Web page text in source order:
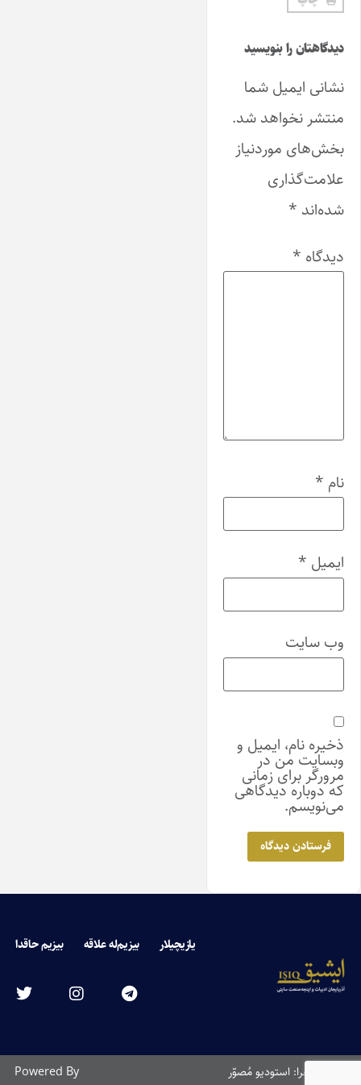
دیدگاهتان را بنویسید
نشانی ایمیل شما
منتشر نخواهد شد.
بخش‌های موردنیاز
علامت‌گذاری
شده‌اند *
دیدگاه *
نام *
ایمیل *
وب‌ سایت
ذخیره نام، ایمیل و
وبسایت من در
مرورگر برای زمانی
که دوباره دیدگاهی
می‌نویسم.
یازیچیلار بیزیم‌له علاقه بیزیم حاقدا
طراحی و اجرا: استودیو مُصوّر Powered By